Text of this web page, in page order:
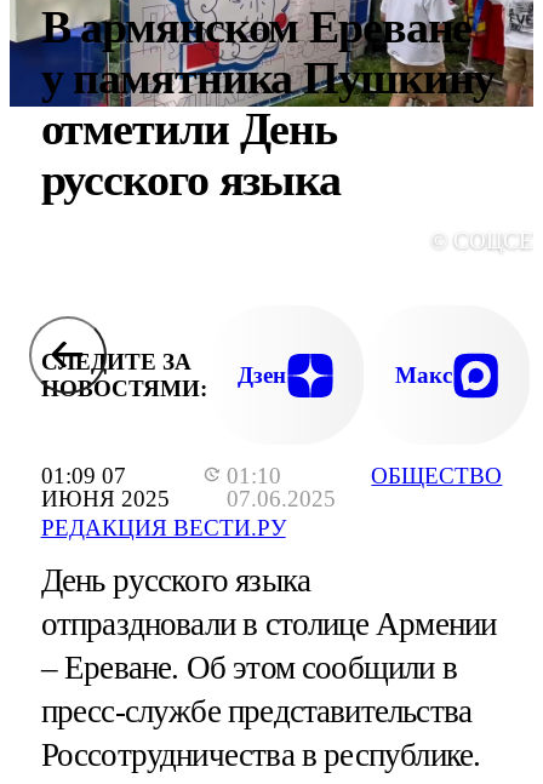
01:09 07
ИЮНЯ 2025
01:10
07.06.2025
РЕДАКЦИЯ ВЕСТИ.РУ
ОБЩЕСТВО
В армянском Ереване
у памятника Пушкину
отметили День
русского языка
©
СЛЕДИТЕ ЗА
НОВОСТЯМИ:
Дзен Макс
День русского языка
отпраздновали в столице Армении
– Ереване. Об этом сообщили в
пресс-службе представительства
Россотрудничества в республике.